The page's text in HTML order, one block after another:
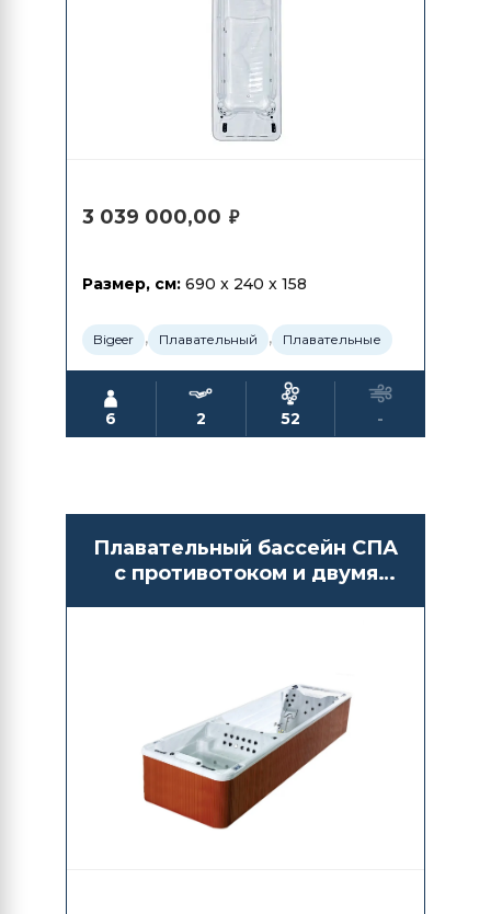
3 039 000,00 ₽
Размер, см: 690 x 240 x 158
Bigeer , Плавательный , Плавательные
6 2 52 -
Плавательный бассейн СПА
с противотоком и двумя